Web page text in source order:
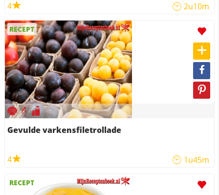
4 2u10m
RECEPT
Gevulde varkensfiletrollade
4 1u45m
RECEPT